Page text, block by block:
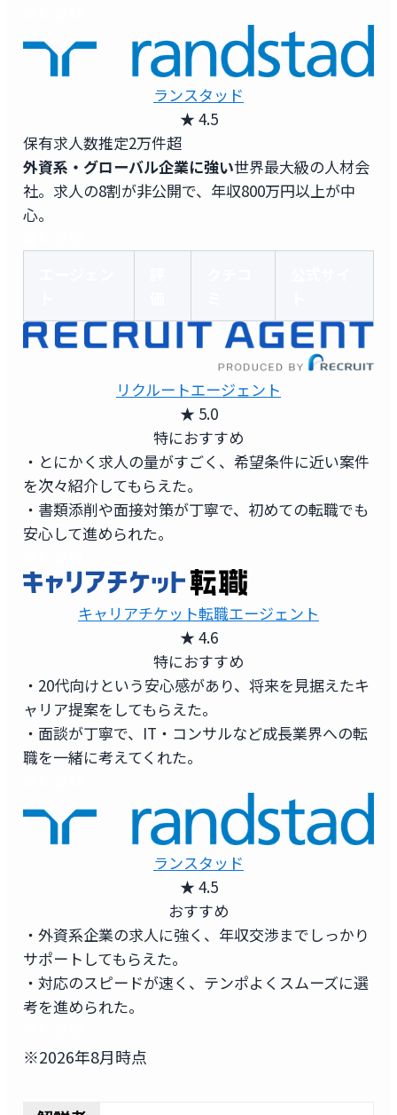
ランスタッド
★ 4.5
保有求人数推定2万件超
外資系・グローバル企業に強い世界最大級の人材会
社。求人の8割が非公開で、年収800万円以上が中
心。
リクルートエージェント
★ 5.0
特におすすめ
・とにかく求人の量がすごく、希望条件に近い案件
を次々紹介してもらえた。
・書類添削や面接対策が丁寧で、初めての転職でも
安心して進められた。
キャリアチケット転職エージェント
★ 4.6
特におすすめ
・20代向けという安心感があり、将来を見据えたキ
ャリア提案をしてもらえた。
・面談が丁寧で、IT・コンサルなど成長業界への転
職を一緒に考えてくれた。
ランスタッド
★ 4.5
おすすめ
・外資系企業の求人に強く、年収交渉までしっかり
サポートしてもらえた。
・対応のスピードが速く、テンポよくスムーズに選
考を進められた。
※2026年8月時点